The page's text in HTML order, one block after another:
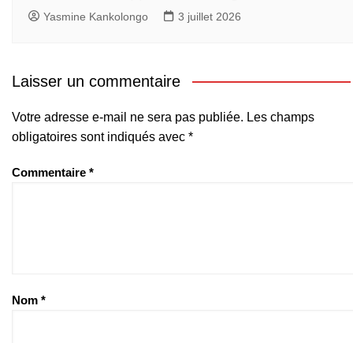
Yasmine Kankolongo 3 juillet 2026
Laisser un commentaire
Votre adresse e-mail ne sera pas publiée. Les champs
obligatoires sont indiqués avec *
Commentaire *
Nom *